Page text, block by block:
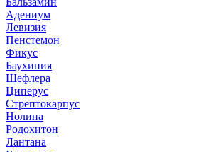
Адениум
Левизия
Пенстемон
Фикус
Баухиния
Шефлера
Циперус
Стрептокарпус
Нолина
Родохитон
Лантана